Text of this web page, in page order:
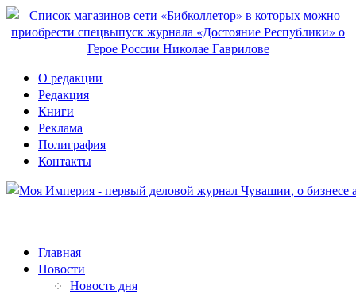
О редакции
Редакция
Книги
Реклама
Полиграфия
Контакты
Главная
Новости
Новость дня